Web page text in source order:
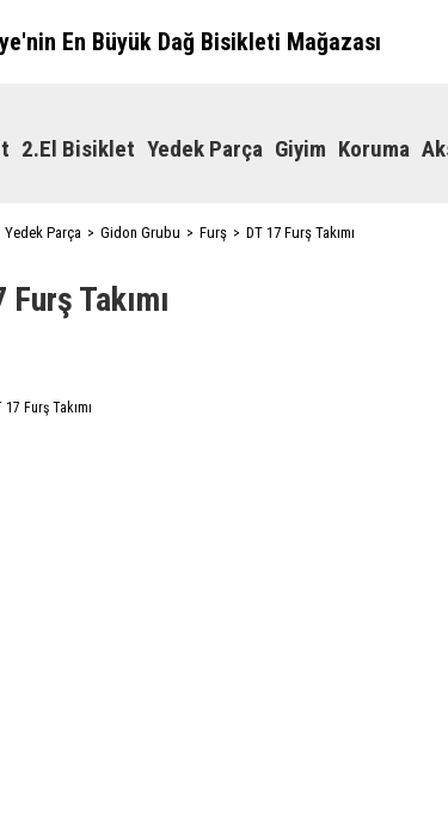
En Büyük Dağ Bisikleti Mağazası
2.El Bisiklet Yedek Parça Giyim Koruma
Yedek Parça Gidon Grubu Furş DT 17 Furş Takımı
Furş Takımı